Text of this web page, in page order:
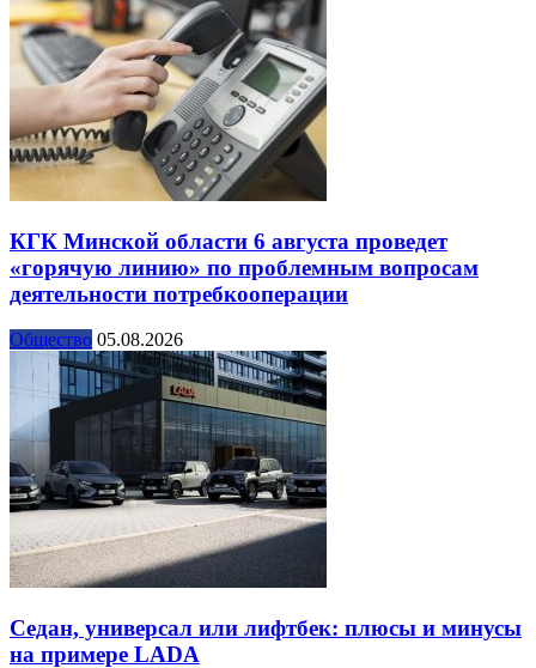
КГК Минской области 6 августа проведет
«горячую линию» по проблемным вопросам
деятельности потребкооперации
Общество 05.08.2026
Седан, универсал или лифтбек: плюсы и минусы
на примере LADA